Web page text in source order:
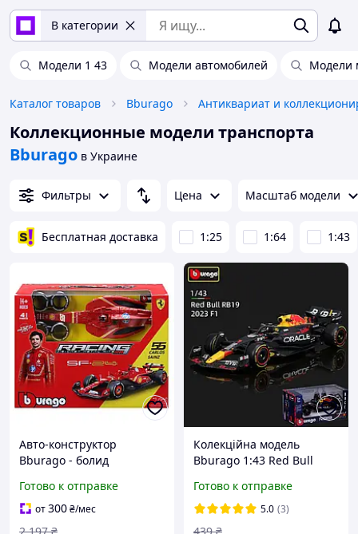
В категории
Модели 1 43 Модели автомобилей Модели
Каталог товаров Bburago
Коллекционные модели транспорта
Bburago в Украине
Фильтры Цена Масштаб модели
Бесплатная доставка 1:25 1:64 1:43
Авто-конструктор
Bburago - болид
Сайнс (1:24) (#55) 18-
26859
Готово к отправке
от300₴/мес
Колекційна модель
Bburago 1:43 Red Bull
Verstappen. Формула 1.
Formula 1
Готово к отправке
5.0 (3)